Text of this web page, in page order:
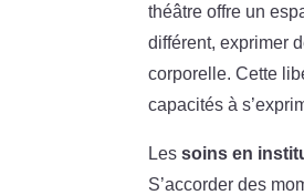
théâtre offre un
différent, exprimer
corporelle. Cette
capacités à
Lessoins en
S’accorder des